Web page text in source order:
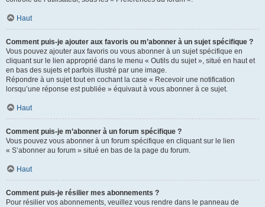
Haut
Comment puis-je ajouter aux favoris ou m’abonner à un sujet spécifique ?
Vous pouvez ajouter aux favoris ou vous abonner à un sujet spécifique en
cliquant sur le lien approprié dans le menu « Outils du sujet », situé en haut et
en bas des sujets et parfois illustré par une image.
Répondre à un sujet tout en cochant la case « Recevoir une notification
lorsqu’une réponse est publiée » équivaut à vous abonner à ce sujet.
Haut
Comment puis-je m’abonner à un forum spécifique ?
Vous pouvez vous abonner à un forum spécifique en cliquant sur le lien
« S’abonner au forum » situé en bas de la page du forum.
Haut
Comment puis-je résilier mes abonnements ?
Pour résilier vos abonnements, veuillez vous rendre dans le panneau de